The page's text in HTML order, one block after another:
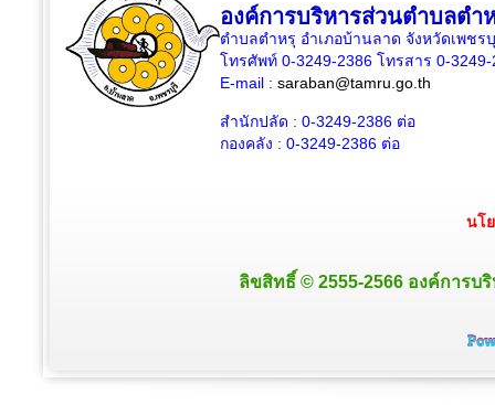
องค์การบริหารส่วนตำบลตำ
ตำบลตำหรุ อำเภอบ้านลาด จังหวัดเพชร
โทรศัพท์ 0-3249-2386 โทรสาร 0-3249-
E-mail : saraban@tamru.go.th
สำนักปลัด : 0-3249-2386 ต่อ
กองคลัง : 0-3249-2386 ต่อ
นโ
ลิขสิทธิ์ © 2555-2566 องค์การบ